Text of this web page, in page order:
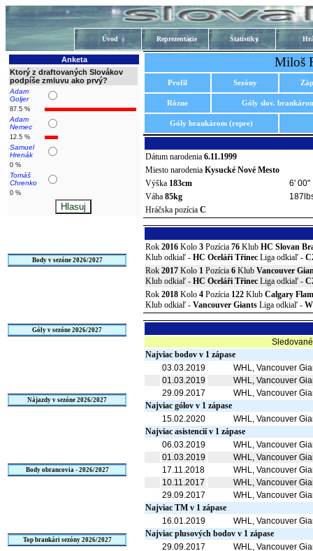
Úvod Reprezentácie Štatistiky
Anketa
Ktorý z draftovaných Slovákov
podpíše zmluvu ako prvý?
Adam
Goljer
87.5 %
Adam
Nemec
12.5 %
Samuel
Hrenák
0 %
Tomáš
Chrenko
0 %
Body v sezóne 2026/2027
Góly v sezóne 2026/2027
Nájazdy v sezóne 2026/2027
Body obrancovia - 2026/2027
Top brankári sezóny 2026/2027
Miloš
Profil Sezóny
Rôzne Góly slov.
Góly brankárom (repre)
Dátum narodenia 6.11.1999
Miesto narodenia Kysucké Nové Mesto
Výška 183cm
6' 00"
Váha 85kg
Hráčska pozícia C
Rok 2016 Kolo 3 Pozícia 76 Klub HC Slovan
Klub odkiaľ - HC Oceláři Třinec Liga odkiaľ -
Rok 2017 Kolo 1 Pozícia 6 Klub Vancouver
Klub odkiaľ - HC Oceláři Třinec Liga odkiaľ -
Rok 2018 Kolo 4 Pozícia 122 Klub Calgary
Klub odkiaľ - Vancouver Giants Liga odkiaľ -
Najviac bodov v 1 zápase
03.03.2019
WHL, Vancouver
01.03.2019
WHL, Vancouver
29.09.2017
WHL, Vancouver
Najviac gólov v 1 zápase
15.02.2020
WHL, Vancouver
Najviac asistencií v 1 zápase
06.03.2019
WHL, Vancouver
01.03.2019
WHL, Vancouver
17.11.2018
WHL, Vancouver
10.11.2017
WHL, Vancouver
29.09.2017
WHL, Vancouver
Najviac TM v 1 zápase
16.01.2019
WHL, Vancouver
Najviac plusových bodov v 1 zápase
29.09.2017
WHL, Vancouver